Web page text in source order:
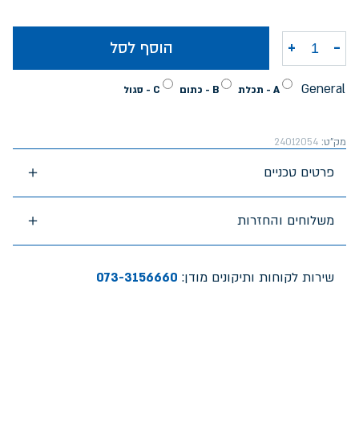
General A - תכלת B - כתום C - סגול
- כמות של אקספלור קלמר בנות חלק 1 תא
+ הוסף לסל
מק"ט: 24012054
פרטים טכניים
משלוחים והחזרות
שירות לקוחות ותיקונים מודן: 073-3156660